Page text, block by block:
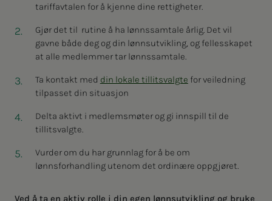
tariffavtalen for å kjenne dine rettigheter.
Gjør det til rutine å ha lønnssamtale årlig. Det vil
gavne både deg og din lønnsutvikling, og fellesskapet
at alle medlemmer tar lønnssamtale.
Ta kontakt med din lokale tillitsvalgte for veiledning
tilpasset din situasjon
Delta aktivt i medlemsmøter og gi innspill til de
tillitsvalgte.
Vurder om du har grunnlag for å be om
lønnsforhandling utenom det ordinære oppgjøret.
Ved å ta en aktiv rolle i din egen lønnsutvikling og bruke